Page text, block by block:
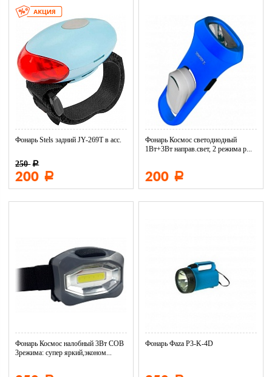
Фонарь Stels задний JY-269T в асс.
250 Р
200 Р
Фонарь Космос светодиодный
1Вт+3Вт направ.свет, 2 режима р...
200 Р
Фонарь Космос налобный 3Вт COB
3режима: супер яркий,эконом...
Фонарь Фaza P3-K-4D